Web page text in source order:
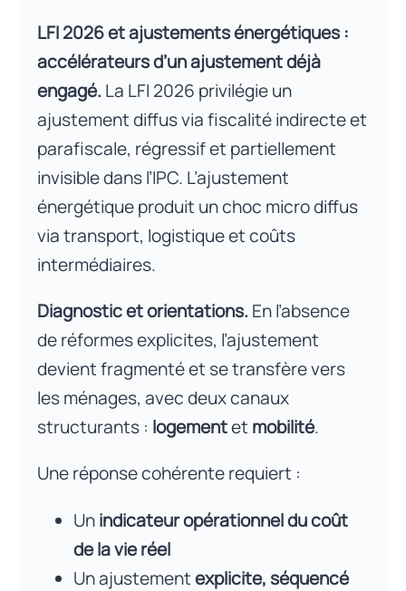
LFI 2026 et ajustements énergétiques :
accélérateurs d’un ajustement déjà
engagé. La LFI 2026 privilégie un
ajustement diffus via fiscalité indirecte et
parafiscale, régressif et partiellement
invisible dans l’IPC. L’ajustement
énergétique produit un choc micro diffus
via transport, logistique et coûts
intermédiaires.
Diagnostic et orientations. En l’absence
de réformes explicites, l’ajustement
devient fragmenté et se transfère vers
les ménages, avec deux canaux
structurants : logementet mobilité.
Une réponse cohérente requiert :
Unindicateur opérationnel du coût
de la vie réel
Un ajustementexplicite, séquencé